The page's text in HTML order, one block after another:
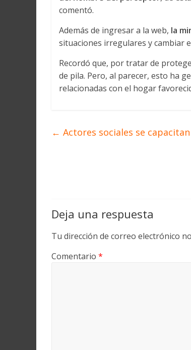
comentó.
Además de ingresar a la web, la
situaciones irregulares y cambiar
Recordó que, por tratar de
de pila. Pero, al parecer, esto ha
relacionadas con el hogar
← Actores sociales se
Deja una respuesta
Tu dirección de correo electrónico
Comentario *